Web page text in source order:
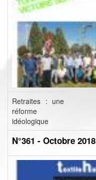
Retraites : une
réforme
idéologique
N°361 - Octobre 2018